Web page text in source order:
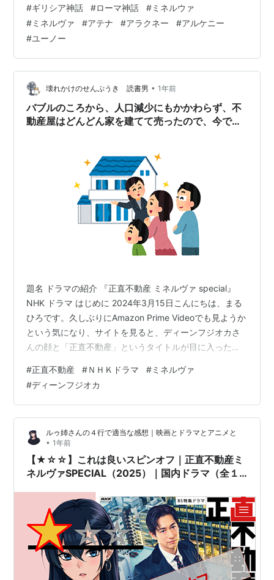
of happening when t…
#ギリシア神話 #ローマ神話 #ミネルウァ
#ミネルヴァ #アテナ #アラクネー #アルケニー
#ユーノー
壊れかけのせんぷうき 読書男 • 1年前
バブルのころから、人口減少にもかかわらず、不
動産屋はどんどん家を建てて売ったので、今では
題名 ドラマの紹介 『正直不動産 ミネルヴァ special』
NHK ドラマ はじめに 2024年3月15日こんにちは、まる
ひろです。久しぶりにAmazon Prime Videoでも見ようか
という気になり、サイトを見ると、ディーンフジオカさ
んの顔と「正直不動産」というタイトルが目に入った。
なと選択するだけで時間を浪費してしまうので、目につ
いたこのドラマをサッと見ることにした。 感想 予想で
は、やり手不動産屋のディーンフジオカさんが、がっぽ
り儲けるコミカルな話だろうと気軽に再生ボタンを押し
た。ところが、武田鉄矢さんが演じる認知症老人が一人
#正直不動産 #ＮＨＫドラマ #ミネルヴァ
#ディーンフジオカ
ルゥ姉さんの４行で適当な感想｜映画とドラマとアニメと
• 1年前
【★☆☆】これは良いスピンオフ｜正直不動産ミ
ネルヴァSPECIAL（2025）｜国内ドラマ（全１